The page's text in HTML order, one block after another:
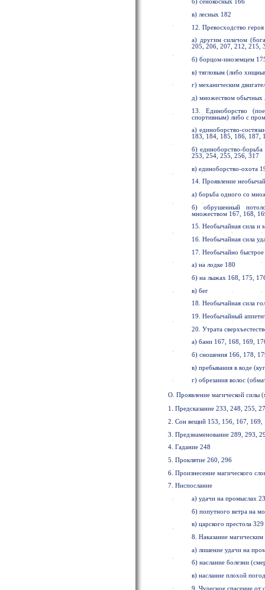
б) сенокосных 166
в) лесных 182
12. Превосходство
а) другим силачом
205, 206, 207, 212, 215,
б) борцом-иноземцем
в) тягловым (либо
г) механическим
д) множеством обычных
13. Единоборство
спортивным) либо с
а) единоборство-
183, 184, 185, 186, 187,
б) единоборство-
253, 254, 255, 256, 317
в) единоборство-охота
14. Проявление
а) борьба одного со
б) обрушенный
множеством 167, 168,
15. Необычайная сила и
16. Необычайная сила
17. Необычайно быстрое
а) на лодке 180
б) на лыжах 168, 175,
в) бег
18. Необычайная сила
19. Необычайный
20. Утрата
а) бани 167, 168, 169,
б) сношения 166, 178,
в) пребывания в воде
г) обрезания волос
О. Проявление магической силы
1. Предсказание 233, 248, 255,
2. Сон вещий 153, 156, 167,
3. Предзнаменование 289, 293,
4. Гадание 248
5. Проклятие 260, 296
6. Произнесение магического
7. Ниспослание
а) удачи на промыслах
б) попутного ветра на
в) царского престола 329
8. Наказание магическим
а) лишение удачи на
б) наслание болезни
в) наслание плохой
9. Чудесное спасение от